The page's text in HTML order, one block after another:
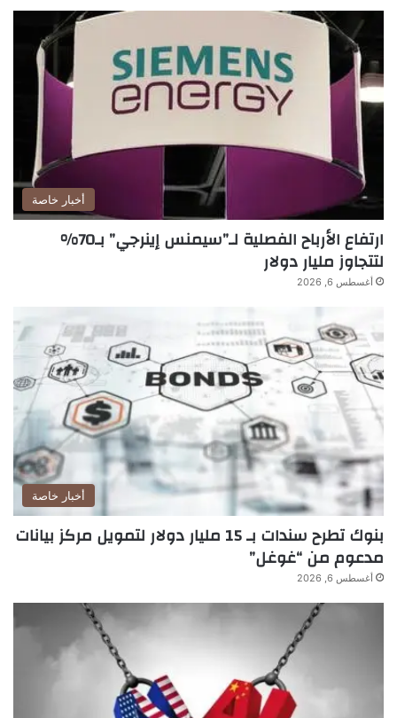
أخبار خاصة
ارتفاع الأرباح الفصلية لـ”سيمنس إينرجي” بـ70%
لتتجاوز مليار دولار
أغسطس 6, 2026
أخبار خاصة
بنوك تطرح سندات بـ 15 مليار دولار لتمويل مركز بيانات
مدعوم من “غوغل”
أغسطس 6, 2026